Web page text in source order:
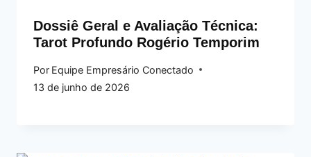
Dossiê Geral e Avaliação Técnica:
Tarot Profundo Rogério Temporim
Por Equipe Empresário Conectado
13 de junho de 2026